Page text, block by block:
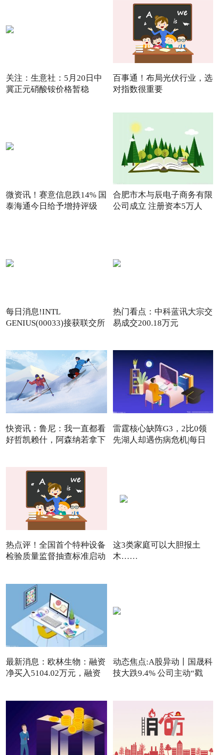
关注：生意社：5月20日中
冀正元硝酸铵价格暂稳
百事通！布局光伏行业，选
对指数很重要
微资讯！赛意信息跌14% 国
泰海通今日给予增持评级
合肥市木与辰电子商务有限
公司成立 注册资本5万人
每日消息!INTL
GENIUS(00033)接获联交所
热门看点：中科蓝讯大宗交
易成交200.18万元
快资讯：鲁尼：我一直都看
好哲凯赖什，阿森纳若拿下
雷霆核心缺阵G3，2比0领
先湖人却遇伤病危机|每日
热点评！全国首个特种设备
检验质量监督抽查标准启动
这3类家庭可以大胆报土
木……
最新消息：欧林生物：融资
净买入5104.02万元，融资
动态焦点:A股异动丨国晟科
技大跌9.4% 公司主动“戳